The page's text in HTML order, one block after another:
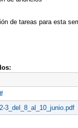
usted aquí
de tareas para esta
3_del_8_al_10_junio.pdf